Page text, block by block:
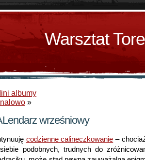
Warsztat
albumy
»
wrześniowy
codzienne calineczkowanie –
podobnych, trudnych do